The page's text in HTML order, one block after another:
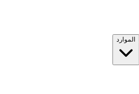
الموارد